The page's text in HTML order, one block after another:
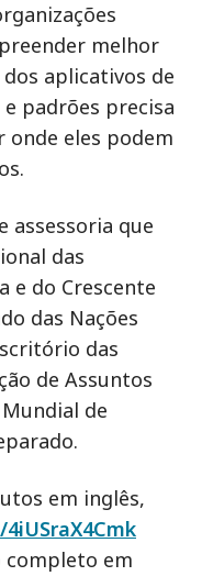
melhor
aplicativos de
padrões precisa
eles podem
assessoria que
das
e do Crescente
das Nações
das
de Assuntos
de
em inglês,
completo em